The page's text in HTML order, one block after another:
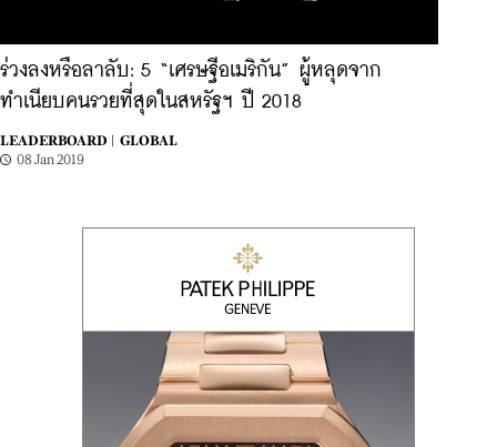
ร่วงลงหรือลาลับ: 5 “เศรษฐีอเมริกัน” ผู้หลุดจาก
ทำเนียบคนรวยที่สุดในสหรัฐฯ ปี 2018
LEADERBOARD |
GLOBAL
08 Jan 2019